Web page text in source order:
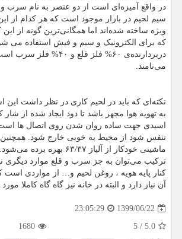
در واقع آمیزه‌ای است از دو عنصر به نام سرب و
سیم لحیم در بازار موجود است که هر کدام از
ویژه ساخته شده‌اند اما همگانی‌ترین گونه از
که برای الکترونیک و سیم و فیش استفاده می
دربردارنده‌ی ۶۰% فلز قلع و ۴۰% فلز سرب
می‌نامند.
نکته‌ای که باید در لحیم‌ کاری در نظر داشت
به تهویه هوا مجهز باشد تا دود ایجاد شده از
اسیدی جهت ساده روان شدن روی اتصال ها است و
تنفس شود از محیط به خوبی خارج شود. همچنین
ماشینی خودکار از آلیاز ۶۳/۳۷ بهره برده
ترکیب می‌توان به جز سرب و قلع موارد دیگری نیز
کنار پایه هویه ، روغن لحیم و… از مواردی است
آن نیاز دارد و البته در خانه نیز گاه گاه کاملا
1399/06/22
23:05:29
5.0
/
5
1680